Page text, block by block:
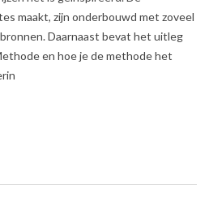
maakt, zijn onderbouwd met zoveel
Daarnaast bevat het uitleg
en hoe je de methode het